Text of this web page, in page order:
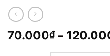
70.000₫ –